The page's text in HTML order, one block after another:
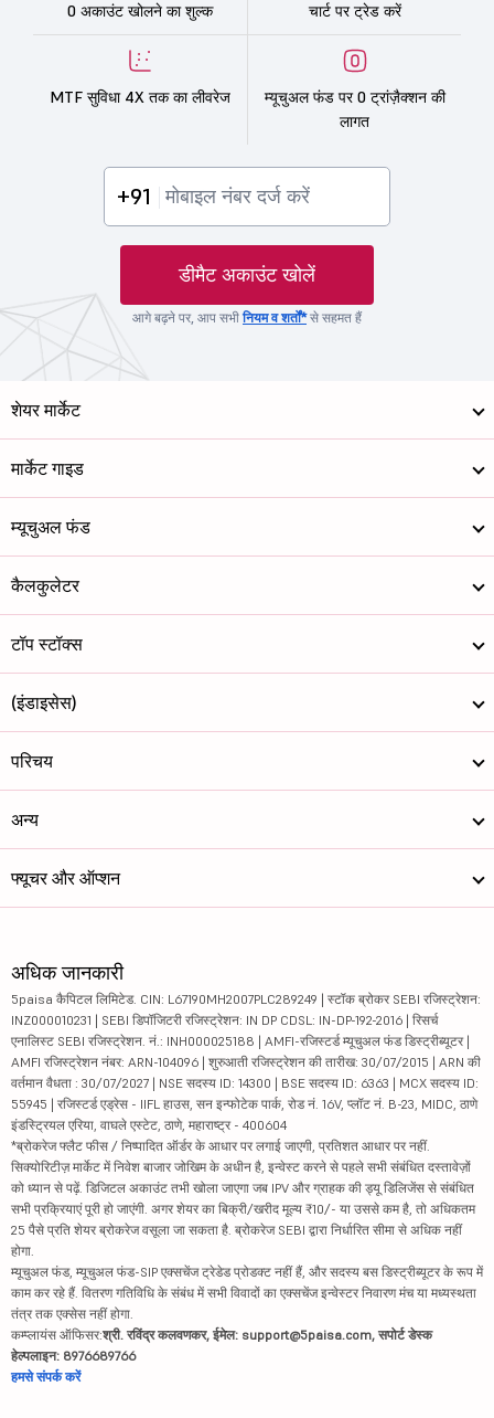
0 अकाउंट खोलने का शुल्क चार्ट पर ट्रेड करें
MTF सुविधा 4X तक का लीवरेज
म्यूचुअल फंड पर 0 ट्रांज़ैक्शन की
लागत
+91
डीमैट अकाउंट खोलें
आगे बढ़ने पर, आप सभीनियम व शर्तों*से सहमत हैं
शेयर मार्केट
मार्केट गाइड
म्यूचुअल फंड
कैलकुलेटर
टॉप स्टॉक्स
(इंडाइसेस)
परिचय
अन्य
फ्यूचर और ऑप्शन
अधिक जानकारी
5paisa कैपिटल लिमिटेड. CIN: L67190MH2007PLC289249 | स्टॉक ब्रोकर SEBI रजिस्ट्रेशन:
INZ000010231 | SEBI डिपॉजिटरी रजिस्ट्रेशन: IN DP CDSL: IN-DP-192-2016 | रिसर्च
एनालिस्ट SEBI रजिस्ट्रेशन. नं.: INH000025188 | AMFI-रजिस्टर्ड म्यूचुअल फंड डिस्ट्रीब्यूटर |
AMFI रजिस्ट्रेशन नंबर: ARN-104096 | शुरुआती रजिस्ट्रेशन की तारीख: 30/07/2015 | ARN की
वर्तमान वैधता : 30/07/2027 | NSE सदस्य ID: 14300 | BSE सदस्य ID: 6363 | MCX सदस्य ID:
55945 | रजिस्टर्ड एड्रेस - IIFL हाउस, सन इन्फोटेक पार्क, रोड नं. 16V, प्लॉट नं. B-23, MIDC, ठाणे
इंडस्ट्रियल एरिया, वाघले एस्टेट, ठाणे, महाराष्ट्र - 400604
*ब्रोकरेज फ्लैट फीस / निष्पादित ऑर्डर के आधार पर लगाई जाएगी, प्रतिशत आधार पर नहीं.
सिक्योरिटीज़ मार्केट में निवेश बाजार जोखिम के अधीन है, इन्वेस्ट करने से पहले सभी संबंधित दस्तावेज़ों
को ध्यान से पढ़ें. डिजिटल अकाउंट तभी खोला जाएगा जब IPV और ग्राहक की ड्यू डिलिजेंस से संबंधित
सभी प्रक्रियाएं पूरी हो जाएंगी. अगर शेयर का बिक्री/खरीद मूल्य ₹10/- या उससे कम है, तो अधिकतम
25 पैसे प्रति शेयर ब्रोकरेज वसूला जा सकता है. ब्रोकरेज SEBI द्वारा निर्धारित सीमा से अधिक नहीं
होगा.
म्यूचुअल फंड, म्यूचुअल फंड-SIP एक्सचेंज ट्रेडेड प्रोडक्ट नहीं हैं, और सदस्य बस डिस्ट्रीब्यूटर के रूप में
काम कर रहे हैं. वितरण गतिविधि के संबंध में सभी विवादों का एक्सचेंज इन्वेस्टर निवारण मंच या मध्यस्थता
तंत्र तक एक्सेस नहीं होगा.
कम्प्लायंस ऑफिसर:श्री. रविंद्र कलवणकर, ईमेल: support@5paisa.com, सपोर्ट डेस्क
हेल्पलाइन: 8976689766
हमसे संपर्क करें